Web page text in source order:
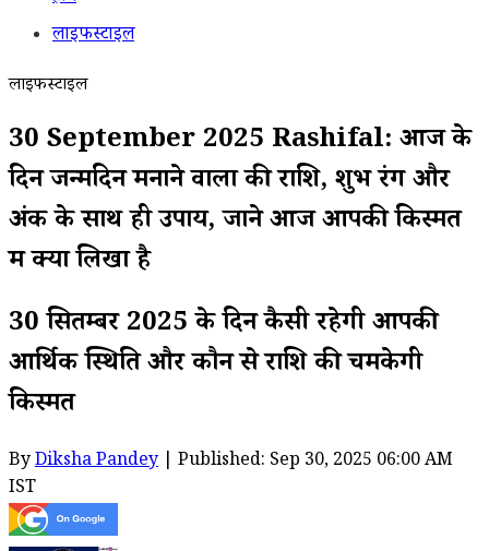
लाइफस्टाइल
लाइफस्टाइल
30 September 2025 Rashifal: आज के
दिन जन्मदिन मनाने वालों की राशि, शुभ रंग और
अंक के साथ ही उपाय, जाने आज आपकी किस्मत
में क्या लिखा है
30 सितम्बर 2025 के दिन कैसी रहेगी आपकी
आर्थिक स्थिति और कौन से राशि की चमकेगी
किस्मत
ByDiksha Pandey | Published: Sep 30, 2025 06:00 AM
IST